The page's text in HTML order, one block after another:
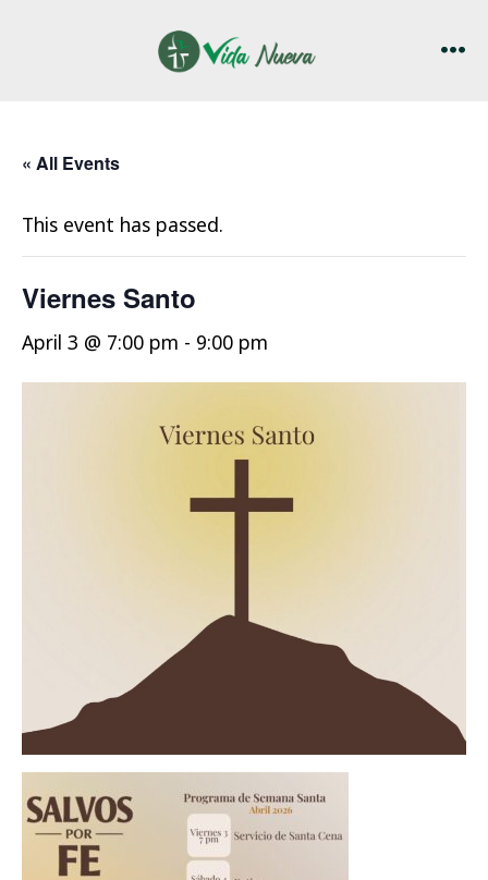
« All Events
This event has passed.
Viernes Santo
April 3 @ 7:00 pm - 9:00 pm